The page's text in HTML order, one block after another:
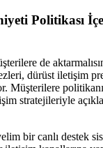
Politikası
de
dürüst iletişim
Müşterilere
stratejileriyle
bir canlı destek